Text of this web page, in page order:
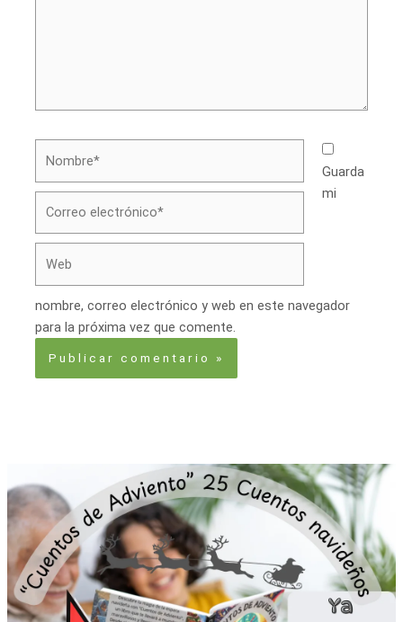
Guarda
mi
nombre, correo electrónico y web en este navegador
para la próxima vez que comente.